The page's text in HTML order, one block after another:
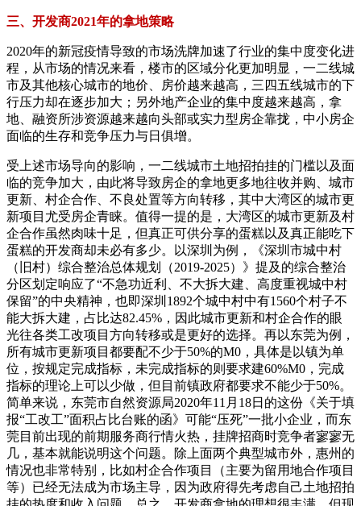
三、开发商2021年的拿地策略
2020年的新冠疫情导致的市场洗牌加速了行业的集中度变化进
程，从市场的情况来看，楼市的区域分化更加明显，一二线城
市及其他核心城市的地价、房价越来越高，三四五线城市的下
行压力却在逐步加大；另外地产企业的集中度越来越高，拿
地、融资所涉资源越来越向头部或实力型房企靠拢，中小房企
面临的生存和竞争压力与日俱增。
受上述市场导向的影响，一二线城市土地招拍挂的门槛以及面
临的竞争加大，由此将导致房企的拿地更多地往收并购、城市
更新、村企合作、不良处置等方向转移，其中大湾区的城市更
新项目尤受房企青睐。值得一提的是，大湾区的城市更新及村
企合作虽然肉味十足，但真正可供分享的蛋糕以及真正能吃下
蛋糕的开发商却未必有多少。以深圳为例，《深圳市城中村
（旧村）综合整治总体规划（2019-2025）》提及的综合整治
分区划定响应了“不急功近利、不大拆大建、高度重视城中村
保留”的中央精神，也即深圳1892个城中村中有1560个村子不
能大拆大建，占比达82.45%，因此城市更新和村企合作的眼
光往各类工改项目方向转移或是更好的选择。再以东莞为例，
所有城市更新项目都要配不少于50%的M0，具体是以镇为单
位，按规定完成指标，未完成指标的则要求建60%M0，完成
指标的理论上可以少做，但目前镇政府都要求不能少于50%。
简单来说，东莞市自然资源局2020年11月18日的这份《关于填
报“工改工”面积占比台账的函》可能“压死”一批小企业，而东
莞目前出现的前期服务商行情火热，挂牌招商时竞争者寥寥无
几，基本就能说明这个问题。除上面两个典型城市外，惠州的
情况也非常特别，比如村企合作项目（主要为留用地合作项目
等）已经无法成为市场主导，因为政府得先考虑自己土地招拍